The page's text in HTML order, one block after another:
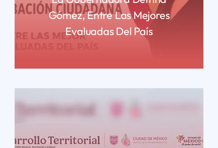
Gómez, Entre Las Mejores
Evaluadas Del País